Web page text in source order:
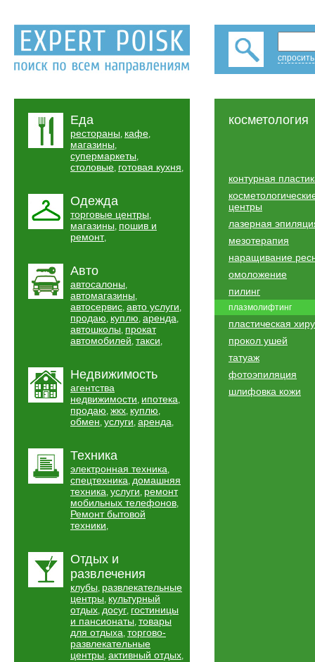
Еда
рестораны, кафе,
магазины,
супермаркеты,
столовые, готовая кухня,
Одежда
торговые центры,
магазины, пошив и
ремонт,
Авто
автосалоны,
автомагазины,
автосервис, авто услуги,
продаю, куплю, аренда,
автошколы, прокат
автомобилей, такси,
Недвижимость
агентства
недвижимости, ипотека,
продаю, жкх, куплю,
обмен, услуги, аренда,
Техника
электронная техника,
спецтехника, домашняя
техника, услуги, ремонт
мобильных телефонов,
Ремонт бытовой
техники,
Отдых и
развлечения
клубы, развлекательные
центры, культурный
отдых, досуг, гостиницы
и пансионаты, товары
для отдыха, торгово-
развлекательные
центры, активный отдых,
косметология
контурная
центры
лазерная
мезотерапия
наращивание
омоложение
пилинг
плазмолифтинг
пластическая
прокол ушей
татуаж
фотоэпиляция
шлифовка кожи